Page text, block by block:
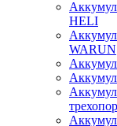
HELI
WARUN